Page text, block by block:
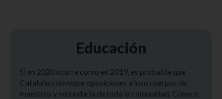
Educación
Si en 2020 ocurre como en 2019, es probable que
Cataluña convoque oposiciones a loso cuerpos de
maestros y secundaria de toda la comunidad. Conoce